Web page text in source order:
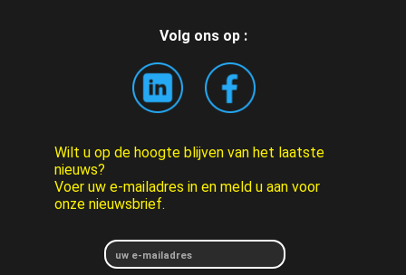
Volg ons op :
Wilt u op de hoogte blijven van het laatste
nieuws?
Voer uw e-mailadres in en meld u aan voor
onze nieuwsbrief.